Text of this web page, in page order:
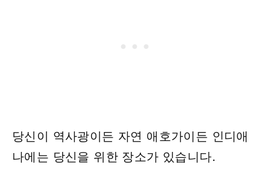
당신이 역사광이든 자연 애호가이든 인디애
나에는 당신을 위한 장소가 있습니다.